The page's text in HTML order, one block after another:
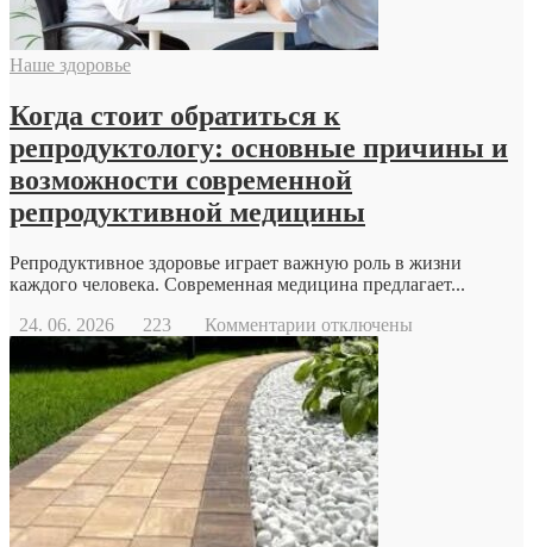
Наше здоровье
Когда стоит обратиться к
репродуктологу: основные причины и
возможности современной
репродуктивной медицины
Репродуктивное здоровье играет важную роль в жизни
каждого человека. Современная медицина предлагает...
24. 06. 2026
223 Комментарии к
записи
Когда
стоит
обратиться
к
репродуктологу:
основные
причины
и
возможности
отключены